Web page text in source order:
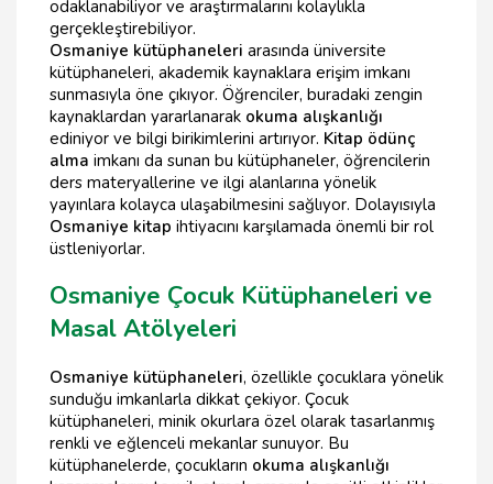
odaklanabiliyor ve araştırmalarını kolaylıkla
gerçekleştirebiliyor.
Osmaniye kütüphaneleri arasında üniversite
kütüphaneleri, akademik kaynaklara erişim imkanı
sunmasıyla öne çıkıyor. Öğrenciler, buradaki zengin
kaynaklardan yararlanarak okuma alışkanlığı
ediniyor ve bilgi birikimlerini artırıyor. Kitap ödünç
alma imkanı da sunan bu kütüphaneler, öğrencilerin
ders materyallerine ve ilgi alanlarına yönelik
yayınlara kolayca ulaşabilmesini sağlıyor. Dolayısıyla
Osmaniye kitap ihtiyacını karşılamada önemli bir rol
üstleniyorlar.
Osmaniye Çocuk Kütüphaneleri ve
Masal Atölyeleri
Osmaniye kütüphaneleri, özellikle çocuklara yönelik
sunduğu imkanlarla dikkat çekiyor. Çocuk
kütüphaneleri, minik okurlara özel olarak tasarlanmış
renkli ve eğlenceli mekanlar sunuyor. Bu
kütüphanelerde, çocukların okuma alışkanlığı